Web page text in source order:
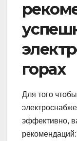
горах
Для того
эффективно,
рекомендаций: